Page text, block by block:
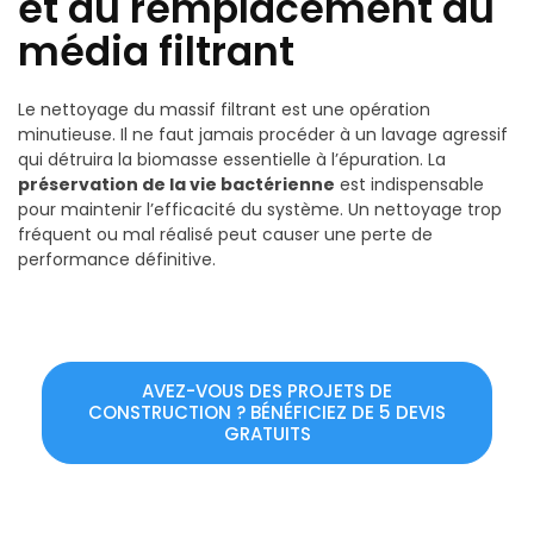
média filtrant
Le nettoyage du massif filtrant est une opération
minutieuse. Il ne faut jamais procéder à un lavage agressif
qui détruira la biomasse essentielle à l’épuration. La
préservation de la vie bactérienne est indispensable
pour maintenir l’efficacité du système. Un nettoyage trop
fréquent ou mal réalisé peut causer une perte de
performance définitive.
AVEZ-VOUS DES PROJETS DE
CONSTRUCTION ? BÉNÉFICIEZ DE 5 DEVIS
GRATUITS